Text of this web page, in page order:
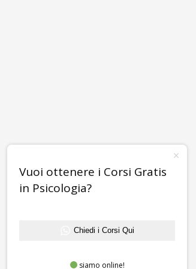
Vuoi ottenere i Corsi Gratis
in Psicologia?
Chiedi i Corsi Qui
siamo online!